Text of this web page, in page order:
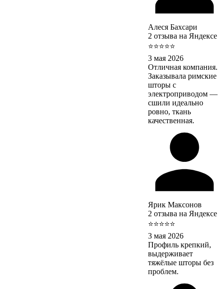
Алеся Бахсари
2 отзыва на Яндексе
⭐⭐⭐⭐⭐
3 мая 2026
Отличная компания.
Заказывала римские
шторы с
электроприводом —
сшили идеально
ровно, ткань
качественная.
Ярик Максонов
2 отзыва на Яндексе
⭐⭐⭐⭐⭐
3 мая 2026
Профиль крепкий,
выдерживает
тяжёлые шторы без
проблем.